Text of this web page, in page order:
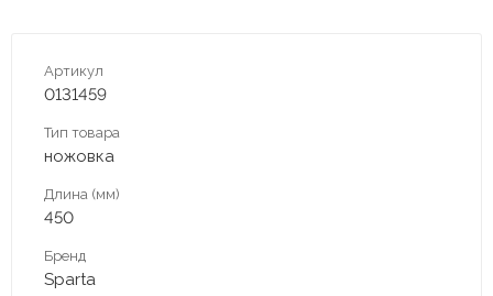
Артикул
0131459
Тип товара
ножовка
Длина (мм)
450
Бренд
Sparta